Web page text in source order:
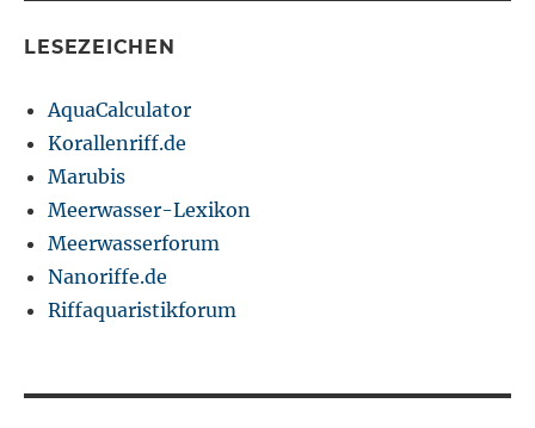
LESEZEICHEN
AquaCalculator
Korallenriff.de
Marubis
Meerwasser-Lexikon
Meerwasserforum
Nanoriffe.de
Riffaquaristikforum